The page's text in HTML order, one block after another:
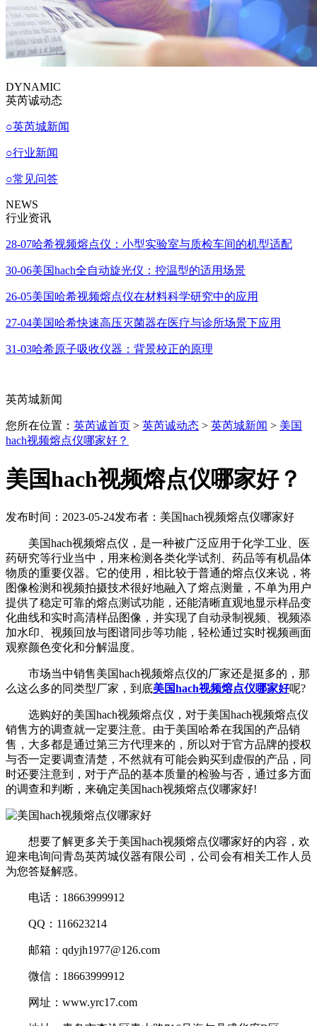
DYNAMIC
英芮诚动态
○英芮城新闻
○行业新闻
○常见问答
NEWS
行业资讯
28-07哈希视频熔点仪：小型实验室与质检车间的机型适配
30-06美国hach全自动旋光仪：控温型的适用场景
26-05美国哈希视频熔点仪在材料科学研究中的应用
27-04美国哈希快速高压灭菌器在医疗与诊所场景下应用
31-03哈希原子吸收仪器：背景校正的原理
英芮城新闻
您所在位置： 英芮诚首页 > 英芮诚动态 > 英芮城新闻 > 美国
hach视频熔点仪哪家好？
美国hach视频熔点仪哪家好？
发布时间：2023-05-24发布者：美国hach视频熔点仪哪家好
美国hach视频熔点仪，是一种被广泛应用于化学工业、医
药研究等行业当中，用来检测各类化学试剂、药品等有机晶体
物质的重要仪器。它的使用，相比较于普通的熔点仪来说，将
图像检测和视频拍摄技术很好地融入了熔点测量，不单为用户
提供了稳定可靠的熔点测试功能，还能清晰直观地显示样品变
化曲线和实时高清样品图像，并实现了自动录制视频、视频添
加水印、视频回放与图谱同步等功能，轻松通过实时视频画面
观察颜色变化和分解温度。
市场当中销售美国hach视频熔点仪的厂家还是挺多的，那
么这么多的同类型厂家，到底美国hach视频熔点仪哪家好呢?
选购好的美国hach视频熔点仪，对于美国hach视频熔点仪
销售方的调查就一定要注意。由于美国哈希在我国的产品销
售，大多都是通过第三方代理来的，所以对于官方品牌的授权
与否一定要调查清楚，不然就有可能会购买到虚假的产品，同
时还要注意到，对于产品的基本质量的检验与否，通过多方面
的调查和判断，来确定美国hach视频熔点仪哪家好!
想要了解更多关于美国hach视频熔点仪哪家好的内容，欢
迎来电询问青岛英芮城仪器有限公司，公司会有相关工作人员
为您答疑解惑。
电话：18663999912
QQ：116623214
邮箱：qdyjh1977@126.com
微信：18663999912
网址：www.yrc17.com